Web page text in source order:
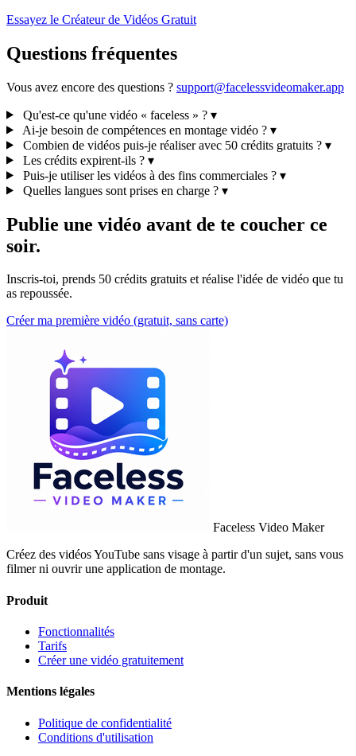
Essayez le Créateur de Vidéos Gratuit
Questions fréquentes
Vous avez encore des questions ? support@facelessvideomaker.app
Qu'est-ce qu'une vidéo « faceless » ? ▾
Ai-je besoin de compétences en montage vidéo ? ▾
Combien de vidéos puis-je réaliser avec 50 crédits gratuits ? ▾
Les crédits expirent-ils ? ▾
Puis-je utiliser les vidéos à des fins commerciales ? ▾
Quelles langues sont prises en charge ? ▾
Publie une vidéo avant de te coucher ce
soir.
Inscris-toi, prends 50 crédits gratuits et réalise l'idée de vidéo que tu
as repoussée.
Créer ma première vidéo (gratuit, sans carte)
Faceless Video Maker
Créez des vidéos YouTube sans visage à partir d'un sujet, sans vous
filmer ni ouvrir une application de montage.
Produit
Fonctionnalités
Tarifs
Créer une vidéo gratuitement
Mentions légales
Politique de confidentialité
Conditions d'utilisation